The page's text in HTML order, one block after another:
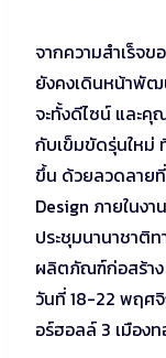
จากความสำเร็จ
ยังคงเดินหน้าพัฒ
จะทั้งดีไซน์ และ
กับเข็มขัดรุ่นใหม่
ขึ้น ด้วยลวดลาย
Design ภายในงา
ประชุมนานาชาติ
ผลิตภัณฑ์ก่อสร้าง
วันที่ 18-22 พฤศ
อร์ฮอลล์ 3 เมือง